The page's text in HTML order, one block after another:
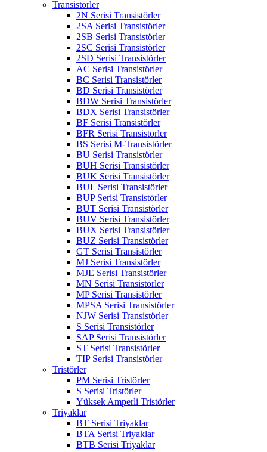
Transistörler
2N Serisi Transistörler
2SA Serisi Transistörler
2SB Serisi Transistörler
2SC Serisi Transistörler
2SD Serisi Transistörler
AC Serisi Transistörler
BC Serisi Transistörler
BD Serisi Transistörler
BDW Serisi Transistörler
BDX Serisi Transistörler
BF Serisi Transistörler
BFR Serisi Transistörler
BS Serisi M-Transistörler
BU Serisi Transistörler
BUH Serisi Transistörler
BUK Serisi Transistörler
BUL Serisi Transistörler
BUP Serisi Transistörler
BUT Serisi Transistörler
BUV Serisi Transistörler
BUX Serisi Transistörler
BUZ Serisi Transistörler
GT Serisi Transistörler
MJ Serisi Transistörler
MJE Serisi Transistörler
MN Serisi Transistörler
MP Serisi Transistörler
MPSA Serisi Transistörler
NJW Serisi Transistörler
S Serisi Transistörler
SAP Serisi Transistörler
ST Serisi Transistörler
TIP Serisi Transistörler
Tristörler
PM Serisi Tristörler
S Serisi Tristörler
Yüksek Amperli Tristörler
Triyaklar
BT Serisi Triyaklar
BTA Serisi Triyaklar
BTB Serisi Triyaklar